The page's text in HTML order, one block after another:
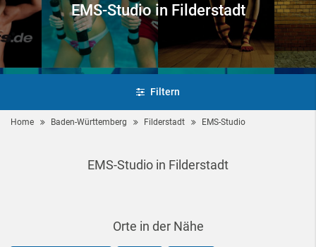
EMS-Studio in Filderstadt
Filtern
Home Baden-Württemberg Filderstadt EMS-Studio
EMS-Studio in Filderstadt
Orte in der Nähe